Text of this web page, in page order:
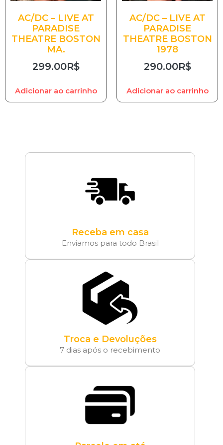
AC/DC – LIVE AT
PARADISE
THEATRE BOSTON
MA.
299.00R$
Adicionar ao carrinho
AC/DC – LIVE AT
PARADISE
THEATRE BOSTON
1978
290.00R$
Adicionar ao carrinho
Receba em casa
Enviamos para todo Brasil
Troca e Devoluções
7 dias após o recebimento